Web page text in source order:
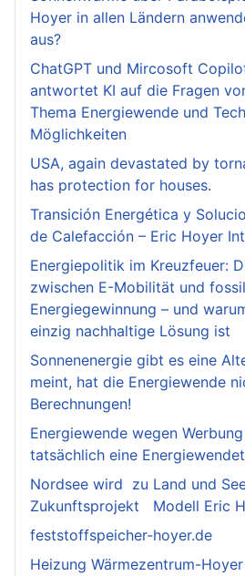
Hoyer in allen Ländern
aus?
ChatGPT und Mircosoft
antwortet KI auf die Fragen
Thema Energiewende und
Möglichkeiten
USA, again devastated by
has protection for houses.
Transición Energética y
de Calefacción – Eric Hoyer
Energiepolitik im Kreuzfeuer:
zwischen E-Mobilität und
Energiegewinnung – und
einzig nachhaltige Lösung ist
Sonnenenergie gibt es eine
meint, hat die Energiewende
Berechnungen!
Energiewende wegen
tatsächlich eine
Nordsee wird zu Land und
Zukunftsprojekt Modell Eric
feststoffspeicher-hoyer.de
Heizung Wärmezentrum-